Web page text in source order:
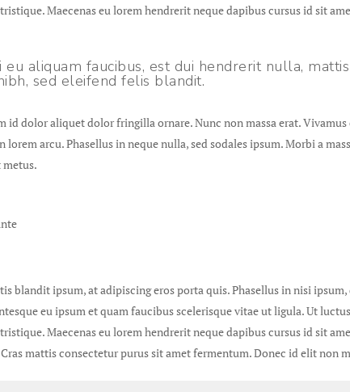
Maecenas eu lorem hendrerit neque dapibus cursus id sit
aliquam faucibus, est dui hendrerit nulla,
sed eleifend felis blandit.
id dolor aliquet dolor fringilla ornare. Nunc non massa erat.
arcu. Phasellus in neque nulla, sed sodales ipsum. Morbi a
blandit ipsum, at adipiscing eros porta quis. Phasellus in nisi
eu ipsum et quam faucibus scelerisque vitae ut ligula. Ut
Maecenas eu lorem hendrerit neque dapibus cursus id sit
mattis consectetur purus sit amet fermentum. Donec id elit non